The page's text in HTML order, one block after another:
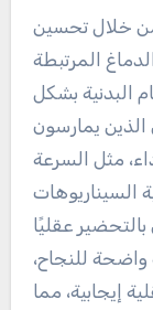
من خلال تحسين
المرتبطة
البدنية بشكل
الذين يمارسون
مثل السرعة
السيناريوهات
عقليًا
للنجاح،
إيجابية، مما